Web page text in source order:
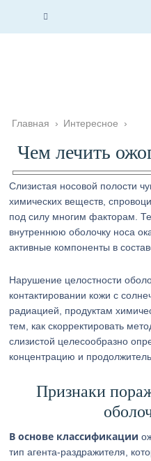
Главная › Интересное ›
Чем лечить
Слизистая носовой полости
химических веществ,
под силу многим факторам.
внутреннюю оболочку носа
активные компоненты в
Нарушение целостности
контактировании кожи с
радиацией, продуктам
тем, как скорректировать
слизистой целесообразно
концентрацию и
Признаки
В основе классификации
тип агента-раздражителя,